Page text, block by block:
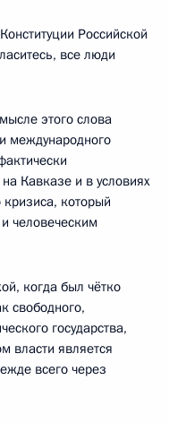
Российской
все люди
этого слова
международного
Кавказе и в условиях
кризиса, который
человеческим
когда был чётко
свободного,
государства,
власти является
всего через